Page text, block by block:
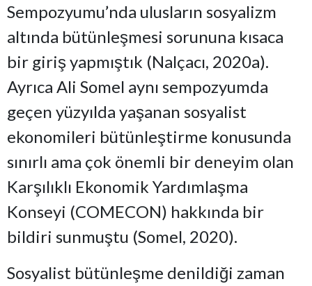
Sempozyumu’nda ulusların sosyalizm
altında bütünleşmesi sorununa kısaca
bir giriş yapmıştık (Nalçacı, 2020a).
Ayrıca Ali Somel aynı sempozyumda
geçen yüzyılda yaşanan sosyalist
ekonomileri bütünleştirme konusunda
sınırlı ama çok önemli bir deneyim olan
Karşılıklı Ekonomik Yardımlaşma
Konseyi (COMECON) hakkında bir
bildiri sunmuştu (Somel, 2020).
Sosyalist bütünleşme denildiği zaman